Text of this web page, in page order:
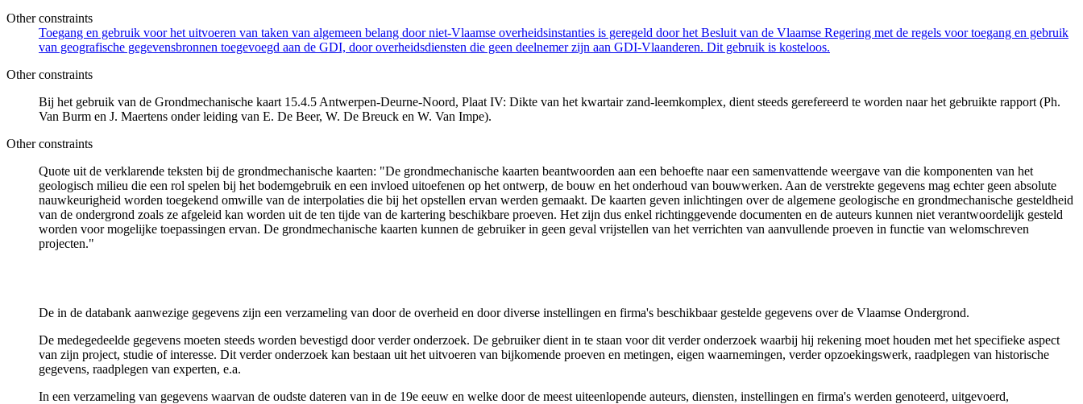
Other constraints
Toegang en gebruik voor het uitvoeren van taken van algemeen belang door niet-Vlaamse overheidsinstanties is geregeld door het Besluit van de Vlaamse Regering met de regels voor toegang en gebruik
van geografische gegevensbronnen toegevoegd aan de GDI, door overheidsdiensten die geen deelnemer zijn aan GDI-Vlaanderen. Dit gebruik is kosteloos.
Other constraints
Bij het gebruik van de Grondmechanische kaart 15.4.5 Antwerpen-Deurne-Noord, Plaat IV: Dikte van het kwartair zand-leemkomplex, dient steeds gerefereerd te worden naar het gebruikte rapport (Ph.
Van Burm en J. Maertens onder leiding van E. De Beer, W. De Breuck en W. Van Impe).
Other constraints
Quote uit de verklarende teksten bij de grondmechanische kaarten: "De grondmechanische kaarten beantwoorden aan een behoefte naar een samenvattende weergave van die komponenten van het
geologisch milieu die een rol spelen bij het bodemgebruik en een invloed uitoefenen op het ontwerp, de bouw en het onderhoud van bouwwerken. Aan de verstrekte gegevens mag echter geen absolute
nauwkeurigheid worden toegekend omwille van de interpolaties die bij het opstellen ervan werden gemaakt. De kaarten geven inlichtingen over de algemene geologische en grondmechanische gesteldheid
van de ondergrond zoals ze afgeleid kan worden uit de ten tijde van de kartering beschikbare proeven. Het zijn dus enkel richtinggevende documenten en de auteurs kunnen niet verantwoordelijk gesteld
worden voor mogelijke toepassingen ervan. De grondmechanische kaarten kunnen de gebruiker in geen geval vrijstellen van het verrichten van aanvullende proeven in functie van welomschreven
projecten."
De in de databank aanwezige gegevens zijn een verzameling van door de overheid en door diverse instellingen en firma's beschikbaar gestelde gegevens over de Vlaamse Ondergrond.
De medegedeelde gegevens moeten steeds worden bevestigd door verder onderzoek. De gebruiker dient in te staan voor dit verder onderzoek waarbij hij rekening moet houden met het specifieke aspect
van zijn project, studie of interesse. Dit verder onderzoek kan bestaan uit het uitvoeren van bijkomende proeven en metingen, eigen waarnemingen, verder opzoekingswerk, raadplegen van historische
gegevens, raadplegen van experten, e.a.
In een verzameling van gegevens waarvan de oudste dateren van in de 19e eeuw en welke door de meest uiteenlopende auteurs, diensten, instellingen en firma's werden genoteerd, uitgevoerd,